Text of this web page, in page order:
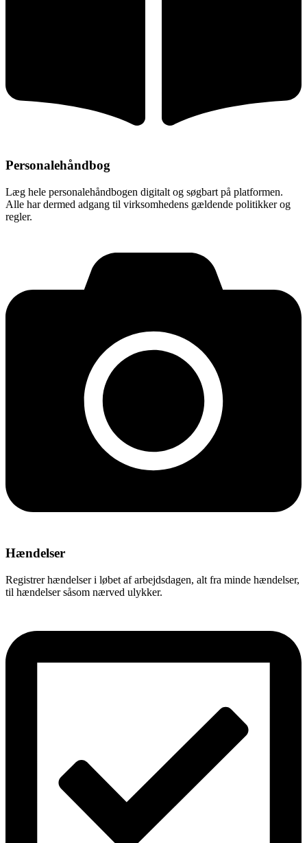
Personalehåndbog
Læg hele personalehåndbogen digitalt og søgbart på platformen.
Alle har dermed adgang til virksomhedens gældende politikker og
regler.
Hændelser
Registrer hændelser i løbet af arbejdsdagen, alt fra minde hændelser,
til hændelser såsom nærved ulykker.